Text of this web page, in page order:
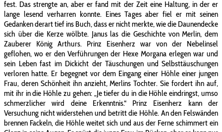
fest. Das strengte an, aber er fand mit der Zeit eine Haltung, in der er
lange lesend verharren konnte. Eines Tages aber fiel er mit seinen
Gedanken derart tief ins Buch, dass er nicht merkte, wie die Daunendecke
sich über die Kerze wölbte. Janus las die Geschichte von Merlin, dem
Zauberer König Arthurs. Prinz Eisenherz war von der Nebelinsel
geflohen, wo er den Verführungen der Hexe Morgana erlegen war und
sein Leben fast im Dickicht der Täuschungen und Selbsttäuschungen
verloren hatte. Er begegnet vor dem Eingang einer Höhle einer jungen
Frau, deren Schönheit ihn anzieht, Merlins Tochter. Sie fordert ihn auf,
mit ihr in die Höhle zu gehen: „Je tiefer du in die Höhle eindringst, umso
schmerzlicher wird deine Erkenntnis.“ Prinz Eisenherz kann der
Versuchung nicht widerstehen und betritt die Höhle. An den Felswänden
brennen Fackeln, die Höhle weitet sich und aus der Ferne schimmert ein